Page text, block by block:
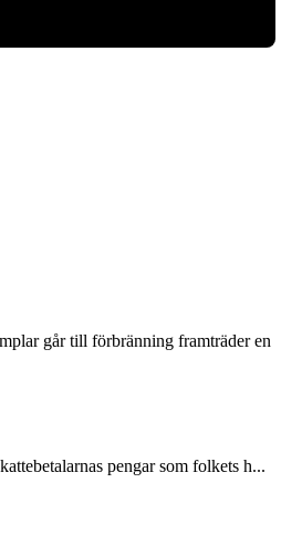
går till förbränning framträder en
pengar som folkets h...